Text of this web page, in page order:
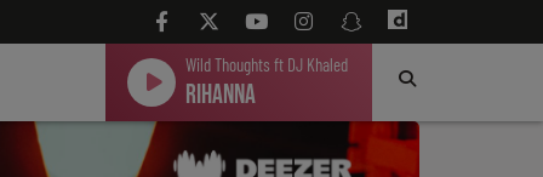
Wild Thoughts ft DJ Khaled
Rihanna